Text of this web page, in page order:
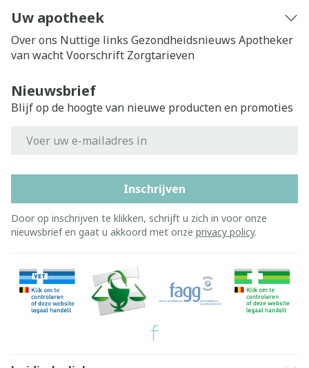
Uw apotheek
Over ons Nuttige links Gezondheidsnieuws Apotheker
van wachtVoorschrift Zorgtarieven
Nieuwsbrief
Blijf op de hoogte van nieuwe producten en promoties
Inschrijven
Door op inschrijven te klikken, schrijft u zich in voor onze
nieuwsbrief en gaat u akkoord met onze privacy policy.